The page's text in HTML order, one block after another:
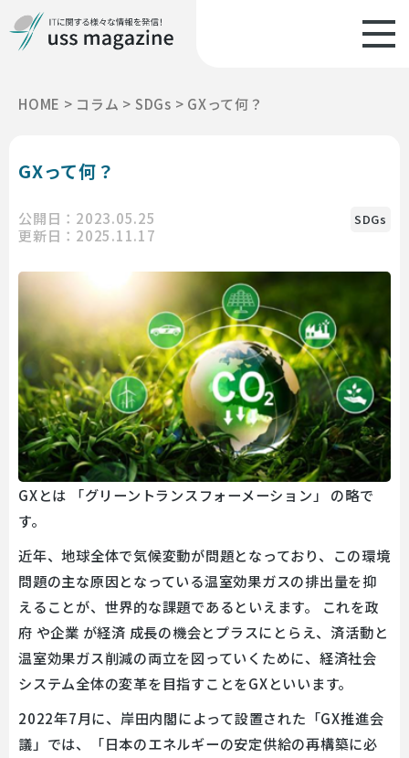
HOME > コラム > SDGs > GXって何？
GXって何？
公開日：2023.05.25
更新日：2025.11.17
SDGs
GXとは 「グリーントランスフォーメーション」 の略で
す。
近年、地球全体で気候変動が問題となっており、この環境
問題の主な原因となっている温室効果ガスの排出量を抑
えることが、世界的な課題であるといえます。 これを政
府 や企業 が経済 成長の機会とプラスにとらえ、済活動と
温室効果ガス削減の両立を図っていくために、経済社会
システム全体の変革を目指すことをGXといいます。
2022年7月に、岸田内閣によって設置された「GX推進会
議」では、「日本のエネルギーの安定供給の再構築に必